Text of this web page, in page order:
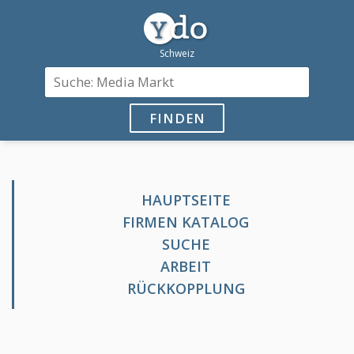
FINDEN
HAUPTSEITE
FIRMEN KATALOG
SUCHE
ARBEIT
RÜCKKOPPLUNG